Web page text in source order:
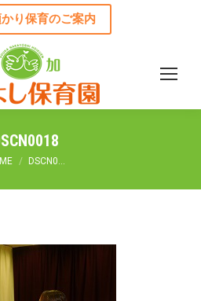
り保育のご案内
are here:
DSCN0…